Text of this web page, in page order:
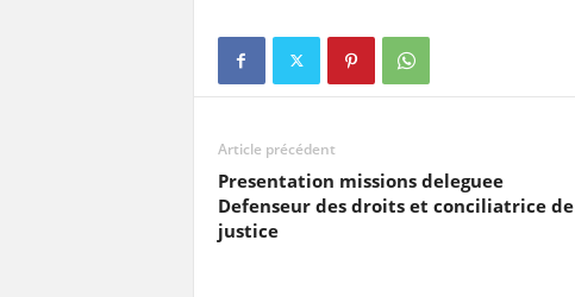
Article précédent
Presentation missions deleguee
Defenseur des droits et conciliatrice de
justice